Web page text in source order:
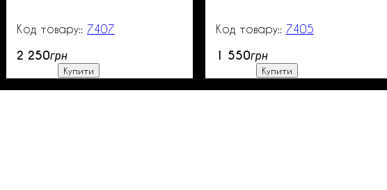
7407
2 250грн
Купити
7405
1 550грн
Купити